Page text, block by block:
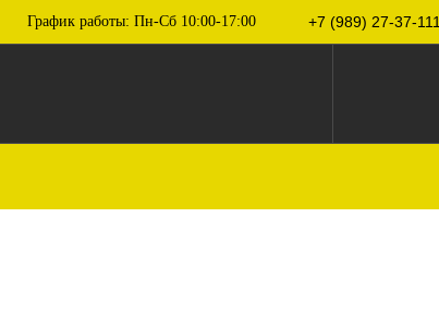
График работы: Пн-Сб 10:00-17:00 +7 (989) 27-37-111